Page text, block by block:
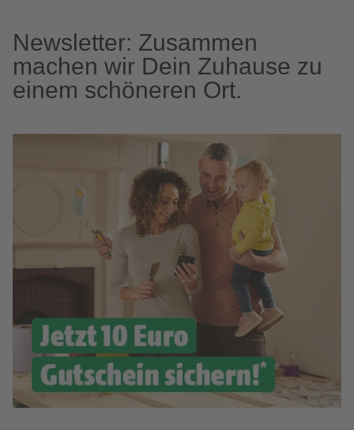
Newsletter: Zusammen
machen wir Dein Zuhause zu
einem schöneren Ort.